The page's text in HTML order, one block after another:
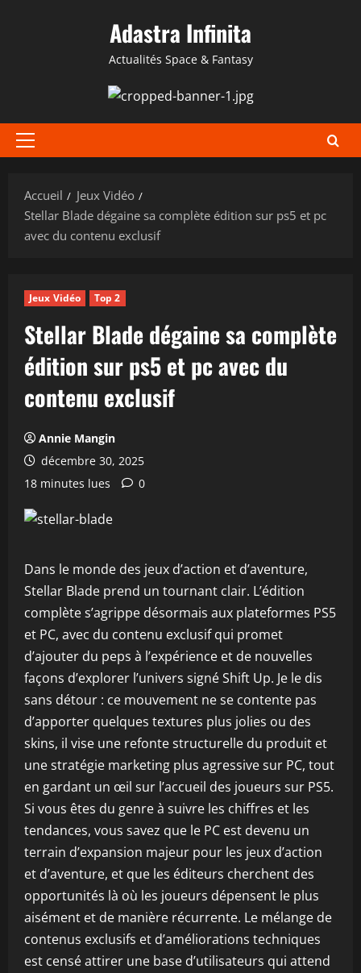
Adastra Infinita
Actualités Space & Fantasy
Menu
Accueil
Jeux Vidéo
Stellar Blade dégaine sa complète édition sur ps5 et pc
avec du contenu exclusif
Jeux Vidéo Top 2
Stellar Blade dégaine sa complète
édition sur ps5 et pc avec du
contenu exclusif
Annie Mangin
décembre 30, 2025
18 minutes lues
0
Dans le monde des jeux d’action et d’aventure,
Stellar Blade prend un tournant clair. L’édition
complète s’agrippe désormais aux plateformes PS5
et PC, avec du contenu exclusif qui promet
d’ajouter du peps à l’expérience et de nouvelles
façons d’explorer l’univers signé Shift Up. Je le dis
sans détour : ce mouvement ne se contente pas
d’apporter quelques textures plus jolies ou des
skins, il vise une refonte structurelle du produit et
une stratégie marketing plus agressive sur PC, tout
en gardant un œil sur l’accueil des joueurs sur PS5.
Si vous êtes du genre à suivre les chiffres et les
tendances, vous savez que le PC est devenu un
terrain d’expansion majeur pour les jeux d’action
et d’aventure, et que les éditeurs cherchent des
opportunités là où les joueurs dépensent le plus
aisément et de manière récurrente. Le mélange de
contenus exclusifs et d’améliorations techniques
est censé attirer une base d’utilisateurs qui attend